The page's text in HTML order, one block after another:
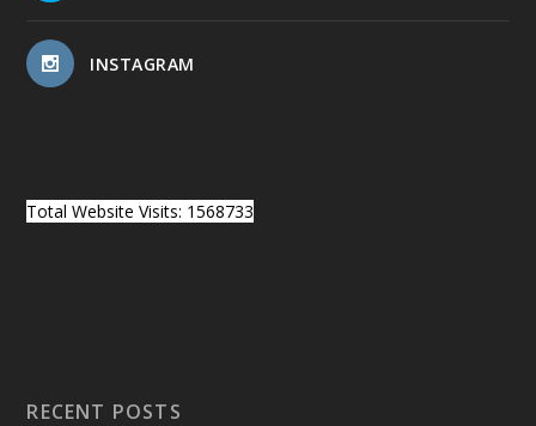
INSTAGRAM
Total Website Visits: 1568733
RECENT POSTS